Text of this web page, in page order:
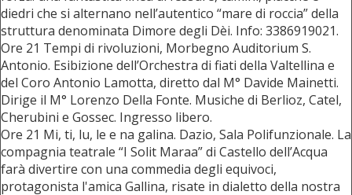
diedri che si alternano nell’autentico “mare di roccia” della
struttura denominata Dimore degli Dèi. Info: 3386919021.
Ore 21 Tempi di rivoluzioni, Morbegno Auditorium S.
Antonio. Esibizione dell’Orchestra di fiati della Valtellina e
del Coro Antonio Lamotta, diretto dal M° Davide Mainetti.
Dirige il M° Lorenzo Della Fonte. Musiche di Berlioz, Catel,
Cherubini e Gossec. Ingresso libero.
Ore 21 Mi, ti, lu, le e na galina. Dazio, Sala Polifunzionale. La
compagnia teatrale “I Solit Maraa” di Castello dell’Acqua
farà divertire con una commedia degli equivoci,
protagonista l'amica Gallina, risate in dialetto della nostra